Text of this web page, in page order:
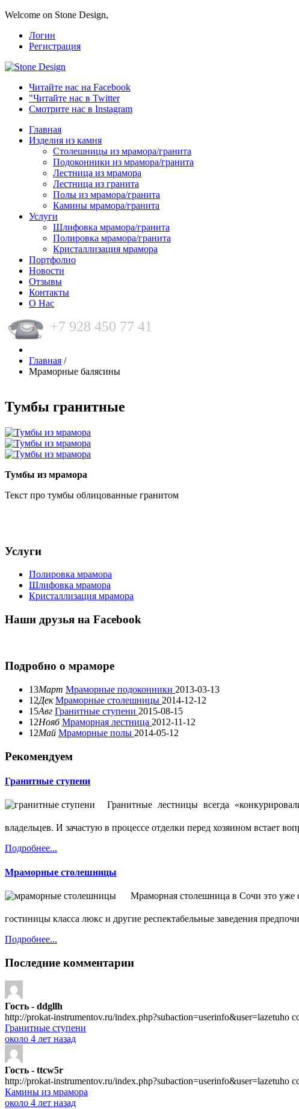
Welcome on Stone Design,
Логин
Регистрация
Читайте нас на Facebook
"Читайте нас в Twitter
Смотрите нас в Instagram
Главная
Изделия из камня
Столешницы из мрамора/гранита
Подоконники из мрамора/гранита
Лестница из мрамора
Лестница из гранита
Полы из мрамора/гранита
Камины мрамора/гранита
Услуги
Шлифовка мрамора/гранита
Полировка мрамора/гранита
Кристаллизация мрамора
Портфолио
Новости
Отзывы
Контакты
О Нас
+7 928 450 77 41
Главная /
Мраморные балясины
Тумбы гранитные
Тумбы из мрамора
Текст про тумбы облицованные гранитом
Услуги
Полировка мрамора
Шлифовка мрамора
Кристаллизация мрамора
Наши друзья на Facebook
Подробно о мраморе
13Март Мраморные подоконники 2013-03-13
12Дек Мраморные столешницы 2014-12-12
15Авг Гранитные ступени 2015-08-15
12Нояб Мраморная лестница 2012-11-12
12Май Мраморные полы 2014-05-12
Рекомендуем
Гранитные ступени
Гранитные лестницы всегда
владельцев. И зачастую в процессе отделки перед хозяином встает
Подробнее...
Мраморные столешницы
Мраморная столешница в Сочи это уже
гостиницы класса люкс и другие респектабельные заведения
Подробнее...
Последние комментарии
Гость - ddgllh
http://prokat-instrumentov.ru/index.php?subaction=userinfo&user=lazetuho
Гранитные ступени
около 4 лет назад
Гость - ttcw5r
http://prokat-instrumentov.ru/index.php?subaction=userinfo&user=lazetuho
Камины из мрамора
около 4 лет назад